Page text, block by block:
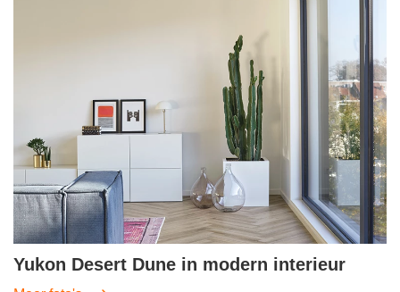
Yukon Desert Dune in modern interieur